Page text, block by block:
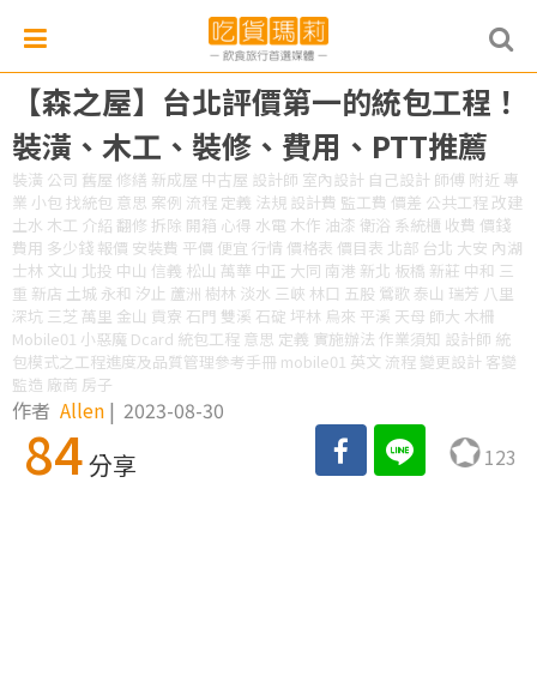
【森之屋】台北評價第一的統包工程！
裝潢、木工、裝修、費用、PTT推薦
裝潢 公司 舊屋 修繕 新成屋 中古屋 設計師 室內設計 自己設計 師傅 附近 專
業 小包 找統包 意思 案例 流程 定義 法規 設計費 監工費 價差 公共工程 改建
土水 木工 介紹 翻修 拆除 開箱 心得 水電 木作 油漆 衛浴 系統櫃 收費 價錢
費用 多少錢 報價 安裝費 平價 便宜 行情 價格表 價目表 北部 台北 大安 內湖
士林 文山 北投 中山 信義 松山 萬華 中正 大同 南港 新北 板橋 新莊 中和 三
重 新店 土城 永和 汐止 蘆洲 樹林 淡水 三峽 林口 五股 鶯歌 泰山 瑞芳 八里
深坑 三芝 萬里 金山 貢寮 石門 雙溪 石碇 坪林 烏來 平溪 天母 師大 木柵
Mobile01 小惡魔 Dcard 統包工程 意思 定義 實施辦法 作業須知 設計師 統
包模式之工程進度及品質管理參考手冊 mobile01 英文 流程 變更設計 客變
監造 廠商 房子
作者 Allen | 2023-08-30
84分享 123